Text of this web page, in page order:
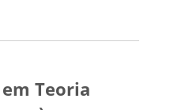
Teoria